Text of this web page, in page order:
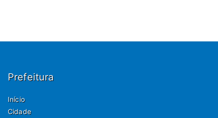
Prefeitura
Início
Cidade